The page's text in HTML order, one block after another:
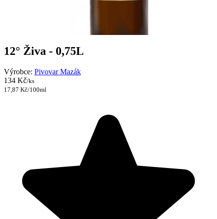
12° Živa - 0,75L
Výrobce: Pivovar Mazák
134 Kč/ks
17,87 Kč/100ml